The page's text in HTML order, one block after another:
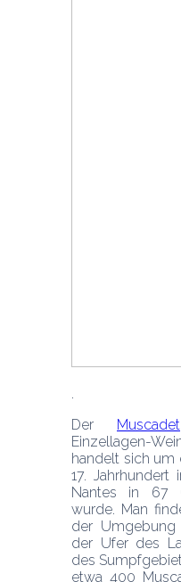
Der Muscadet
Einzellagen-
handelt sich um
17. Jahrhundert
Nantes in 67
wurde. Man
der Umgebung
der Ufer des
des
etwa 400